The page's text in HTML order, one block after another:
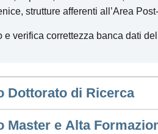
strutture afferenti all’Area
e verifica correttezza banca dati
Dottorato di Ricerca
Master e Alta